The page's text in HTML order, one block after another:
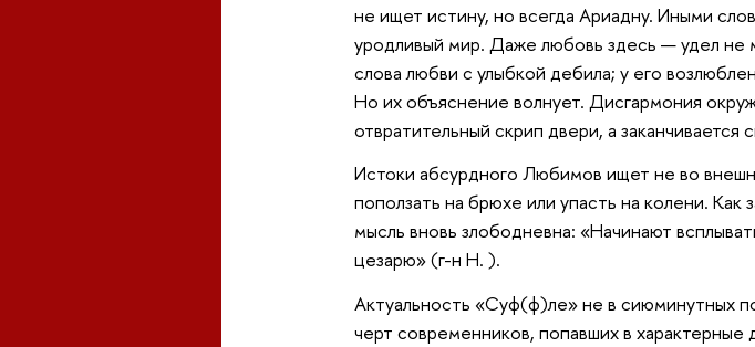
не ищет истину, но всегда Ариадну. Иными
уродливый мир. Даже любовь здесь — удел не
слова любви с улыбкой дебила; у его
Но их объяснение волнует. Дисгармония
отвратительный скрип двери, а
Истоки абсурдного Любимов ищет не во
поползать на брюхе или упасть на колени.
мысль вновь злободневна: «Начинают
цезарю» (г-н Н. ).
Актуальность «Суф(ф)ле» не в сиюминутных
черт современников, попавших в